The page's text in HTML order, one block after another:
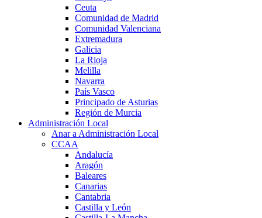
Ceuta
Comunidad de Madrid
Comunidad Valenciana
Extremadura
Galicia
La Rioja
Melilla
Navarra
País Vasco
Principado de Asturias
Región de Murcia
Administración Local
Anar a Administración Local
CCAA
Andalucía
Aragón
Baleares
Canarias
Cantabria
Castilla y León